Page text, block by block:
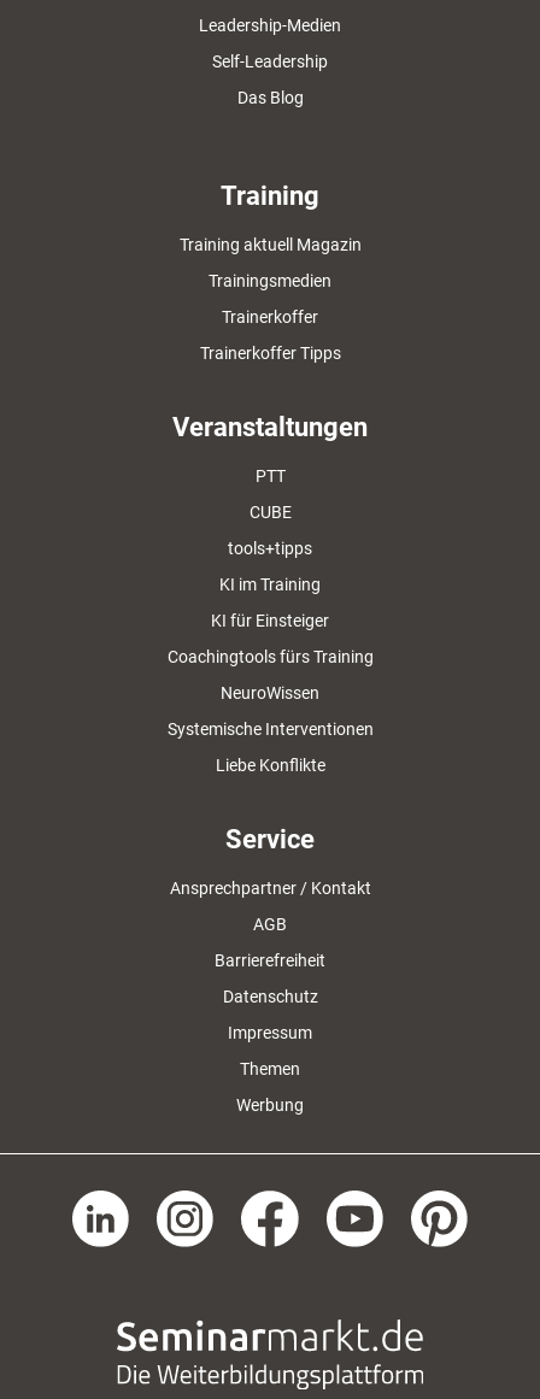
Leadership-Medien
Self-Leadership
Das Blog
Training
Training aktuell Magazin
Trainingsmedien
Trainerkoffer
Trainerkoffer Tipps
Veranstaltungen
PTT
CUBE
tools+tipps
KI im Training
KI für Einsteiger
Coachingtools fürs Training
NeuroWissen
Systemische Interventionen
Liebe Konflikte
Service
Ansprechpartner / Kontakt
AGB
Barrierefreiheit
Datenschutz
Impressum
Themen
Werbung